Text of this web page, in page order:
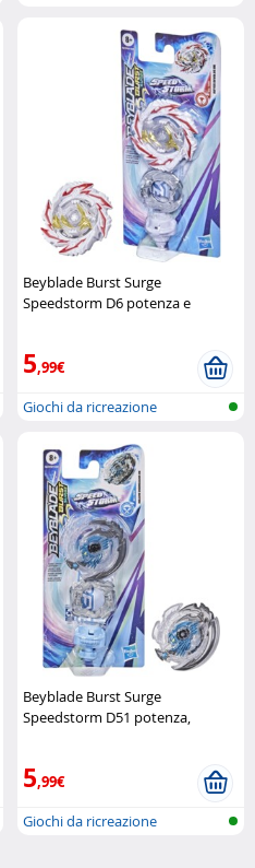
Beyblade Burst Surge
Speedstorm D6 potenza e
5,99€
Giochi da ricreazione
Beyblade Burst Surge
Speedstorm D51 potenza,
5,99€
Giochi da ricreazione